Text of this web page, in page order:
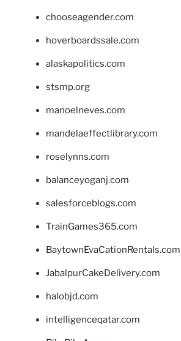
chooseagender.com
hoverboardssale.com
alaskapolitics.com
stsmp.org
manoelneves.com
mandelaeffectlibrary.com
roselynns.com
balanceyoganj.com
salesforceblogs.com
TrainGames365.com
BaytownEvaCationRentals.com
JabalpurCakeDelivery.com
halobjd.com
intelligenceqatar.com